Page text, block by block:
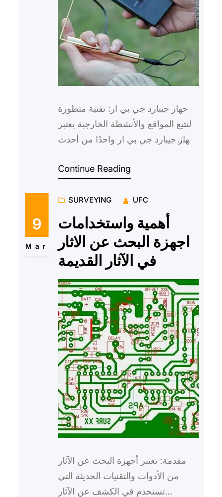
جهاز جيبارد جي بي ار: تقنية متطورة
لتتبع المواقع والأنشطة الخارجية يعتبر
جهاز جيبارد جي بي ار واحدًا من أحدث
المواقع والأنش…
Continue Reading
9
Mar
SURVEYING UFC
أهمية واستخدامات
اجهزة البحث عن الاثار
في الآثار القديمة
مقدمة: تعتبر أجهزة البحث عن الآثار
من الأدوات والتقنيات الحديثة التي
تستخدم في الكشف عن الآثار